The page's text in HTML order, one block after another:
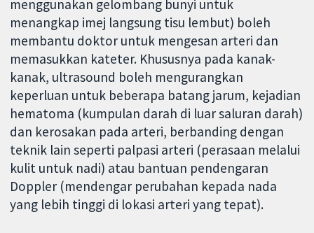
menggunakan gelombang bunyi untuk
menangkap imej langsung tisu lembut) boleh
membantu doktor untuk mengesan arteri dan
memasukkan kateter. Khususnya pada kanak-
kanak, ultrasound boleh mengurangkan
keperluan untuk beberapa batang jarum, kejadian
hematoma (kumpulan darah di luar saluran darah)
dan kerosakan pada arteri, berbanding dengan
teknik lain seperti palpasi arteri (perasaan melalui
kulit untuk nadi) atau bantuan pendengaran
Doppler (mendengar perubahan kepada nada
yang lebih tinggi di lokasi arteri yang tepat).